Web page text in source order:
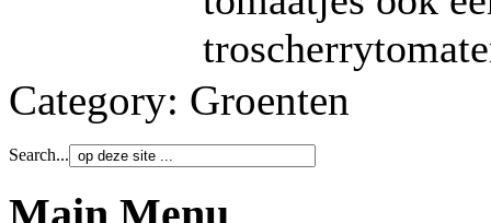
Category: Groenten
Search...